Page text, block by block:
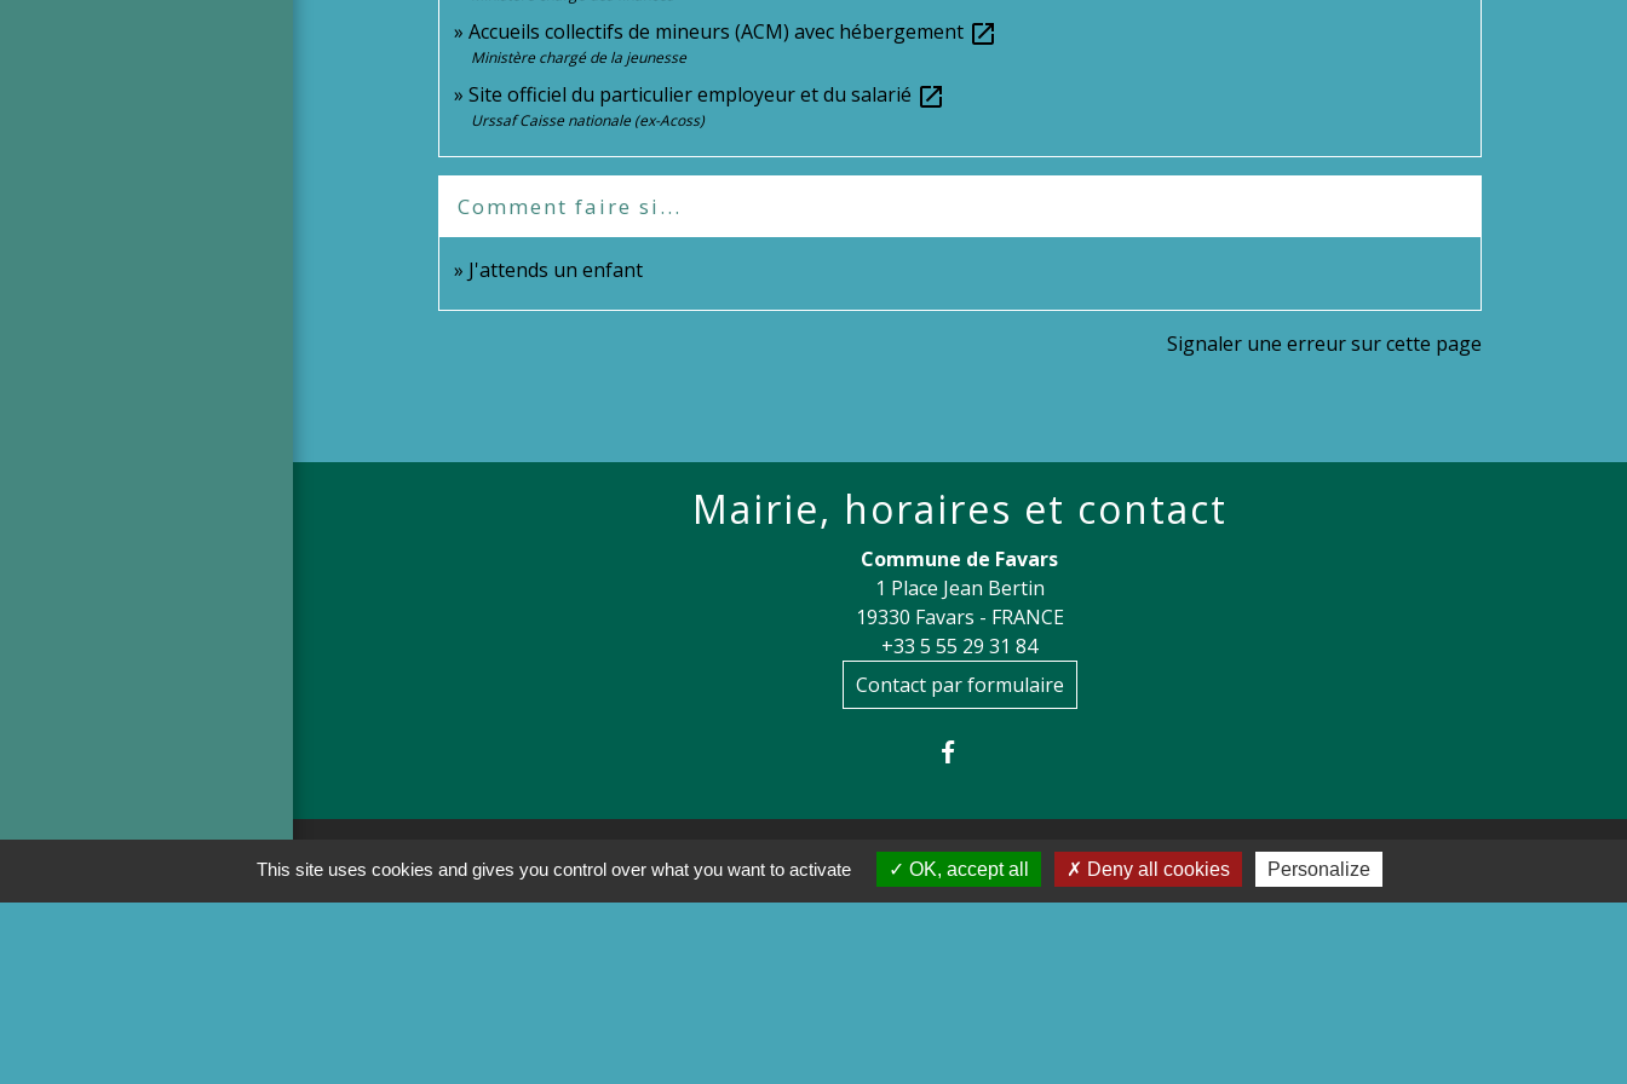
Accueils collectifs de mineurs (ACM) avec hébergement open_in_new
Ministère chargé de la jeunesse
Site officiel du particulier employeur et du salarié open_in_new
Urssaf Caisse nationale (ex-Acoss)
Comment faire si...
J'attends un enfant
Signaler une erreur sur cette page
Mairie, horaires et contact
Commune de Favars
1 Place Jean Bertin
19330 Favars - FRANCE
+33 5 55 29 31 84
Contact par formulaire
Liens
This site uses cookies and gives you control over what you want to activate OK, accept all Deny all cookies Personalize